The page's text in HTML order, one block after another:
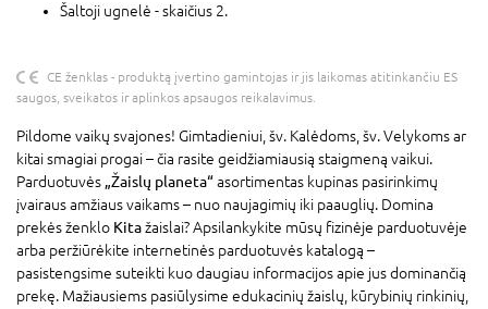
Šaltoji ugnelė - skaičius 2.
CE ženklas - produktą įvertino gamintojas ir jis laikomas atitinkančiu ES
saugos, sveikatos ir aplinkos apsaugos reikalavimus.
Pildome vaikų svajones! Gimtadieniui, šv. Kalėdoms, šv. Velykoms ar
kitai smagiai progai – čia rasite geidžiamiausią staigmeną vaikui.
Parduotuvės „Žaislų planeta“asortimentas kupinas pasirinkimų
įvairaus amžiaus vaikams – nuo naujagimių iki paauglių. Domina
prekės ženklo Kitažaislai? Apsilankykite mūsų fizinėje parduotuvėje
arba peržiūrėkite internetinės parduotuvės katalogą –
pasistengsime suteikti kuo daugiau informacijos apie jus dominančią
prekę. Mažiausiems pasiūlysime edukacinių žaislų, kūrybinių rinkinių,